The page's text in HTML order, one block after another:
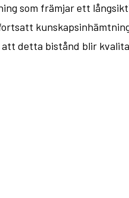
som främjar ett
detta bistånd blir